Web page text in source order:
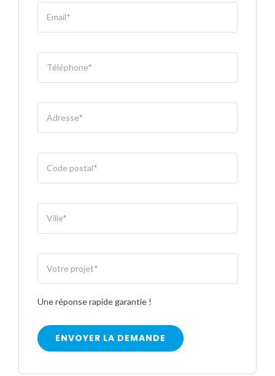
Une réponse rapide garantie !
ENVOYER LA DEMANDE